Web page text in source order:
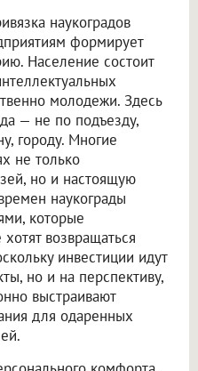
наукоградов
формирует
Население состоит
молодежи. Здесь
— не по подъезду,
городу. Многие
не только
но и настоящую
наукограды
которые
возвращаться
инвестиции идут
но и на перспективу,
выстраивают
для одаренных